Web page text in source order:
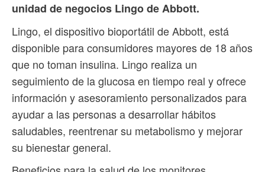
unidad de negocios Lingo de Abbott.
Lingo, el dispositivo bioportátil de Abbott, está
disponible para consumidores mayores de 18 años
que no toman insulina. Lingo realiza un
seguimiento de la glucosa en tiempo real y ofrece
información y asesoramiento personalizados para
ayudar a las personas a desarrollar hábitos
saludables, reentrenar su metabolismo y mejorar
su bienestar general.